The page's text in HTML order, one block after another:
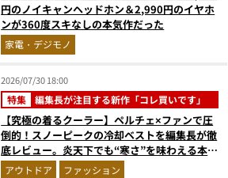
円のノイキャンヘッドホン＆2,990円のイヤホ
ンが360度スキなしの本気作だった
家電・デジモノ
2026/07/30 18:00
特集 編集長が注目する新作「コレ買いです」
【究極の着るクーラー】ペルチェ×ファンで圧
倒的！スノーピークの冷却ベストを編集長が徹
底レビュー。炎天下でも“寒さ”を味わえる本気
のギア『コレ買いです』Vol.172
アウトドア ファッション